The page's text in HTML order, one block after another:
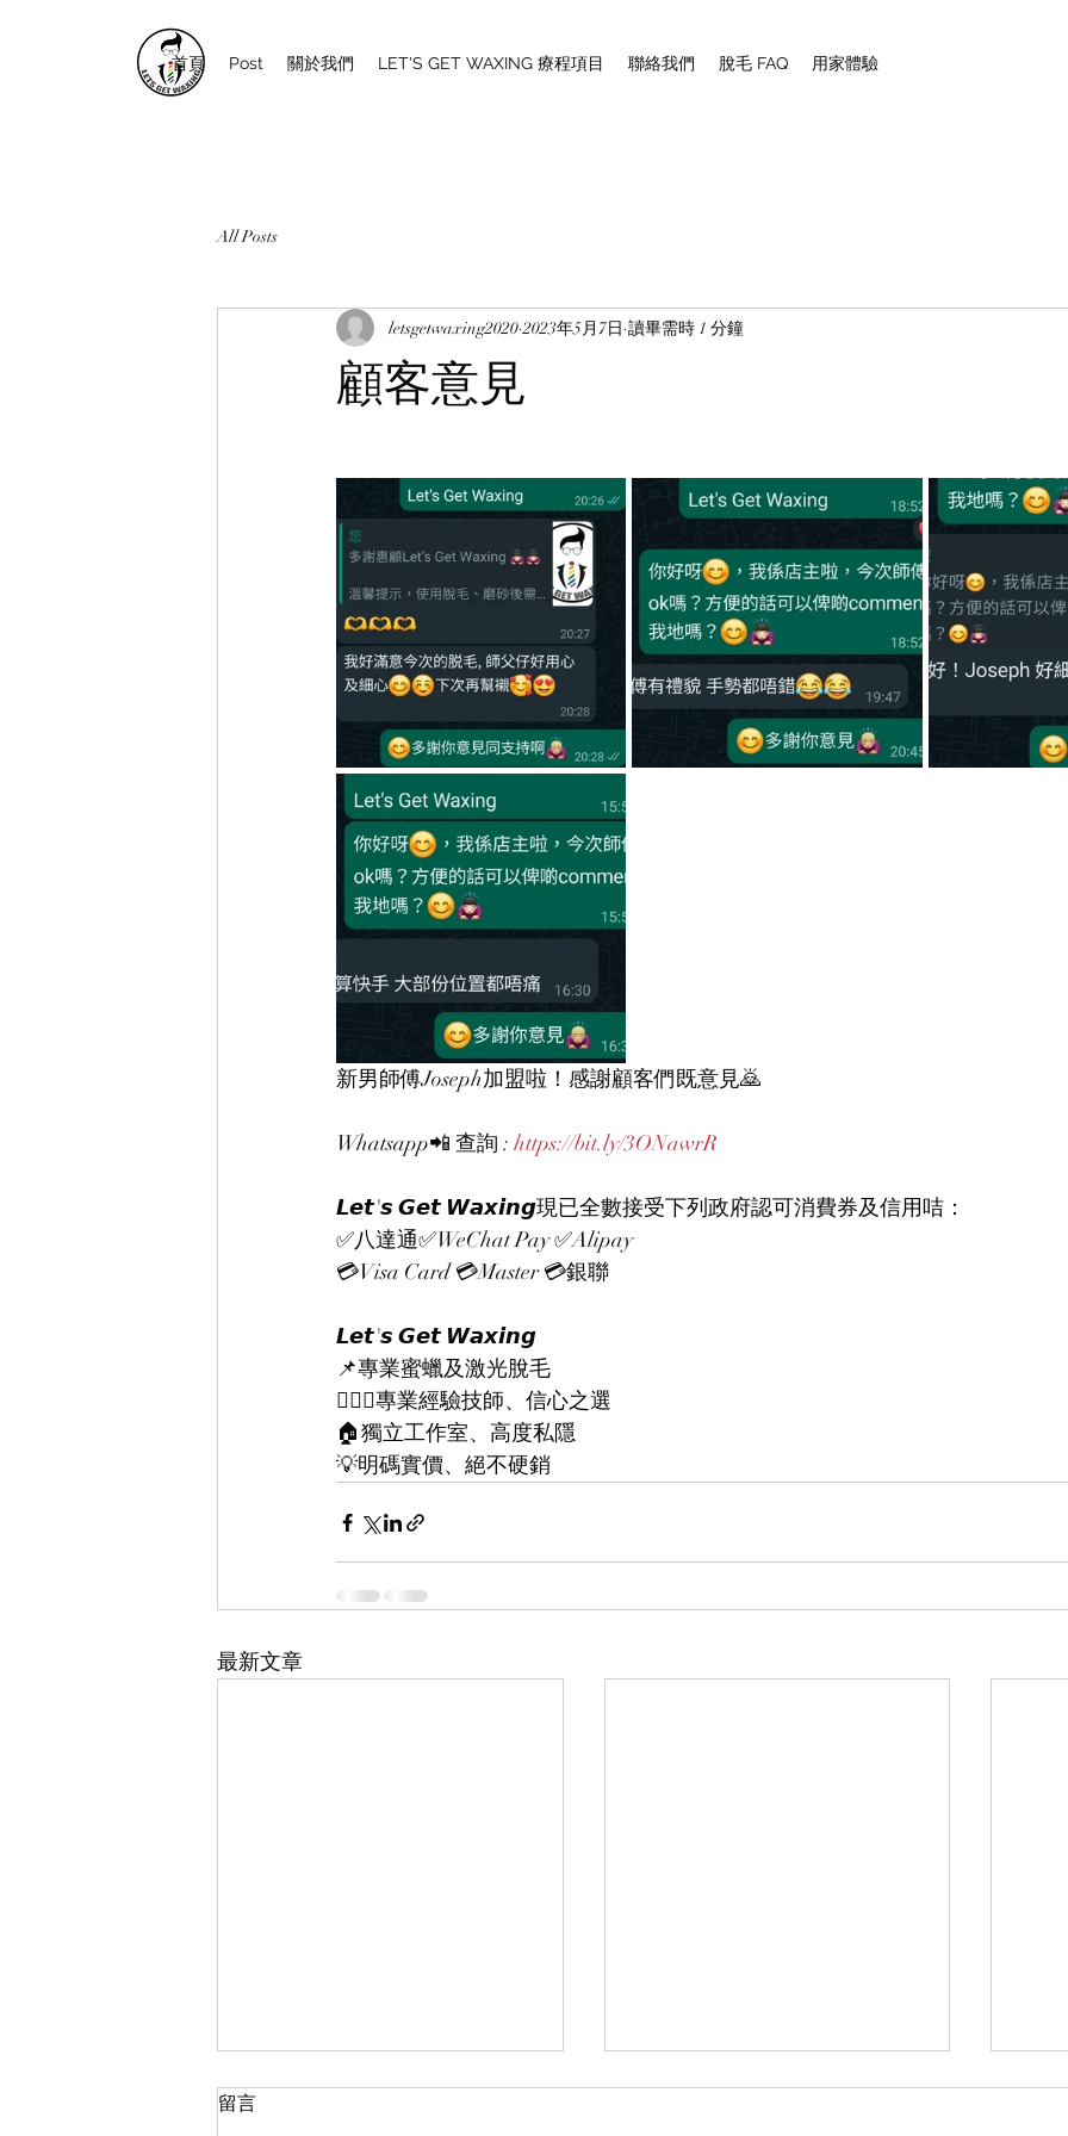
首頁 Post 關於我們 LET'S GET WAXING 療程項目 聯絡我們 脫毛 FAQ 用家體驗
All Posts
顧客意見
letsgetwaxing2020 2023年5月7日 讀畢需時 1 分鐘
新男師傅Joseph加盟啦！感謝顧客們既意見🙇
Whatsapp📲 查詢 : https://bit.ly/3ONawrR
𝙇𝙚𝙩'𝙨 𝙂𝙚𝙩 𝙒𝙖𝙭𝙞𝙣𝙜現已全數接受下列政府認可消費券及信用咭：
✅八達通✅WeChat Pay ✅Alipay
💳Visa Card 💳Master 💳銀聯
𝙇𝙚𝙩'𝙨 𝙂𝙚𝙩 𝙒𝙖𝙭𝙞𝙣𝙜
📌專業蜜蠟及激光脫毛
👨🏻‍⚕️專業經驗技師、信心之選
🏠獨立工作室、高度私隱
💡明碼實價、絕不硬銷
最新文章
留言